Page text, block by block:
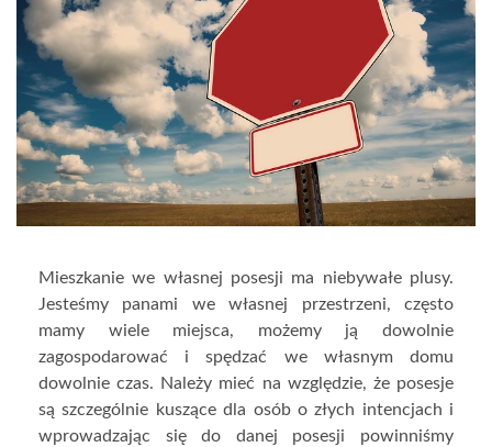
Mieszkanie we własnej posesji ma niebywałe plusy.
Jesteśmy panami we własnej przestrzeni, często
mamy wiele miejsca, możemy ją dowolnie
zagospodarować i spędzać we własnym domu
dowolnie czas. Należy mieć na względzie, że posesje
są szczególnie kuszące dla osób o złych intencjach i
wprowadzając się do danej posesji powinniśmy